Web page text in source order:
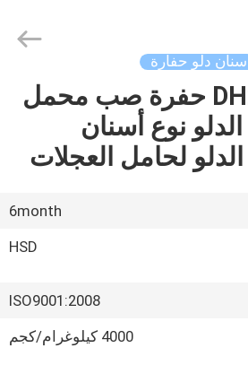
دلو حفارة
DH220-DH220 حفرة صب محمل
نوع أسنان
الدلو لحامل العجلات
6month
HSD
ISO9001:2008
4000 كيلوغرام/كجم